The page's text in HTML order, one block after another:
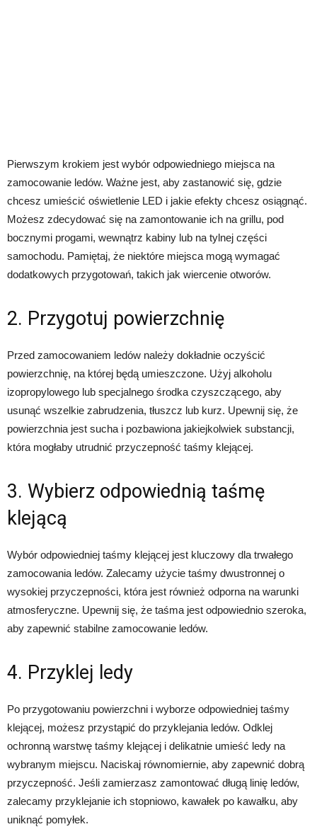
Pierwszym krokiem jest wybór odpowiedniego miejsca na
zamocowanie ledów. Ważne jest, aby zastanowić się, gdzie
chcesz umieścić oświetlenie LED i jakie efekty chcesz osiągnąć.
Możesz zdecydować się na zamontowanie ich na grillu, pod
bocznymi progami, wewnątrz kabiny lub na tylnej części
samochodu. Pamiętaj, że niektóre miejsca mogą wymagać
dodatkowych przygotowań, takich jak wiercenie otworów.
2. Przygotuj powierzchnię
Przed zamocowaniem ledów należy dokładnie oczyścić
powierzchnię, na której będą umieszczone. Użyj alkoholu
izopropylowego lub specjalnego środka czyszczącego, aby
usunąć wszelkie zabrudzenia, tłuszcz lub kurz. Upewnij się, że
powierzchnia jest sucha i pozbawiona jakiejkolwiek substancji,
która mogłaby utrudnić przyczepność taśmy klejącej.
3. Wybierz odpowiednią taśmę
klejącą
Wybór odpowiedniej taśmy klejącej jest kluczowy dla trwałego
zamocowania ledów. Zalecamy użycie taśmy dwustronnej o
wysokiej przyczepności, która jest również odporna na warunki
atmosferyczne. Upewnij się, że taśma jest odpowiednio szeroka,
aby zapewnić stabilne zamocowanie ledów.
4. Przyklej ledy
Po przygotowaniu powierzchni i wyborze odpowiedniej taśmy
klejącej, możesz przystąpić do przyklejania ledów. Odklej
ochronną warstwę taśmy klejącej i delikatnie umieść ledy na
wybranym miejscu. Naciskaj równomiernie, aby zapewnić dobrą
przyczepność. Jeśli zamierzasz zamontować długą linię ledów,
zalecamy przyklejanie ich stopniowo, kawałek po kawałku, aby
uniknąć pomyłek.